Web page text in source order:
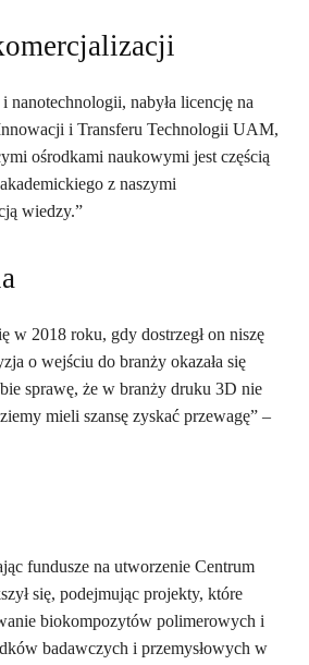
nanotechnologii, nabyła licencję na
i Transferu Technologii UAM,
ośrodkami naukowymi jest częścią
z naszymi
wiedzy.”
w 2018 roku, gdy dostrzegł on niszę
o wejściu do branży okazała się
sprawę, że w branży druku 3D nie
mieli szansę zyskać przewagę” –
fundusze na utworzenie Centrum
się, podejmując projekty, które
biokompozytów polimerowych i
badawczych i przemysłowych w